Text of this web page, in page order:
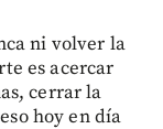
ni volver la
es acercar
cerrar la
hoy en día